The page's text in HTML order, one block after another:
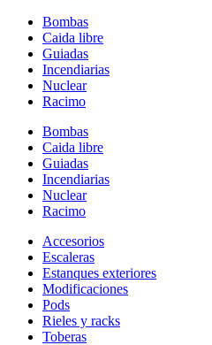
Bombas
Caida libre
Guiadas
Incendiarias
Nuclear
Racimo
Bombas
Caida libre
Guiadas
Incendiarias
Nuclear
Racimo
Accesorios
Escaleras
Estanques exteriores
Modificaciones
Pods
Rieles y racks
Toberas